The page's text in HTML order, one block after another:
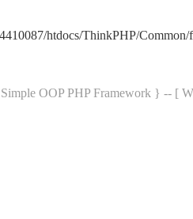
htdocs/ThinkPHP/
OOP PHP Framework } -- [